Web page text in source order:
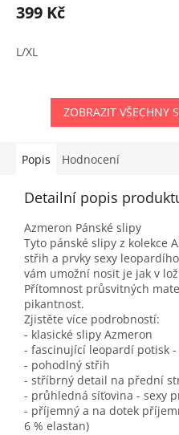
399 Kč
L/XL
ZOBRAZIT VŠECHNY
Popis Hodnocení
Detailní popis
Azmeron Pánské slipy
Tyto pánské slipy z kolekce
střih a prvky sexy
vám umožní nosit je jak v
Přítomnost průsvitných
pikantnost.
Zjistěte více podrobností:
- klasické slipy Azmeron
- fascinující leopardí potisk
- pohodlný střih
- stříbrný detail na přední
- průhledná síťovina - sexy
- příjemný a na dotek
6 % elastan)